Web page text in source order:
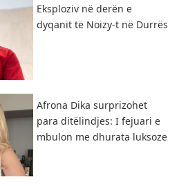
Eksploziv në derën e
dyqanit të Noizy-t në Durrës
Afrona Dika surprizohet
para ditëlindjes: I fejuari e
mbulon me dhurata luksoze